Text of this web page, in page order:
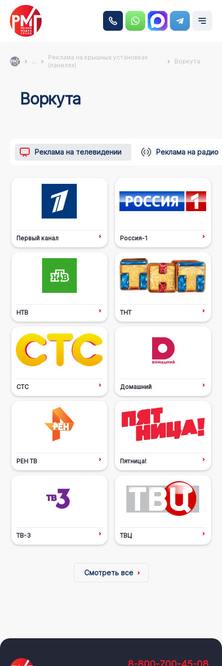
...
Реклама на крышных установках
(панелях)
Воркута
Воркута
Реклама на телевидении Реклама на радио
Первый канал Россия-1
НТВ ТНТ
СТС Домашний
РЕН ТВ Пятница!
ТВ-3 ТВЦ
Смотреть все